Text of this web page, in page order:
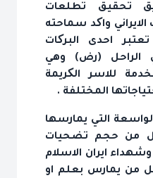
تحقيق تطلعات
واکد سماحته
احدى البرکات
الراحل (رض) وهي
للاسر الکريمة
المختلفة .
الواسعة التي يمارسها
من حجم تضحيات
ايران الاسلام
من يمارس بعلم او